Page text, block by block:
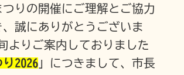
つりの開催にご理解とご協力
、誠にありがとうございま
よりご案内しておりました
り2026」につきまして、市長